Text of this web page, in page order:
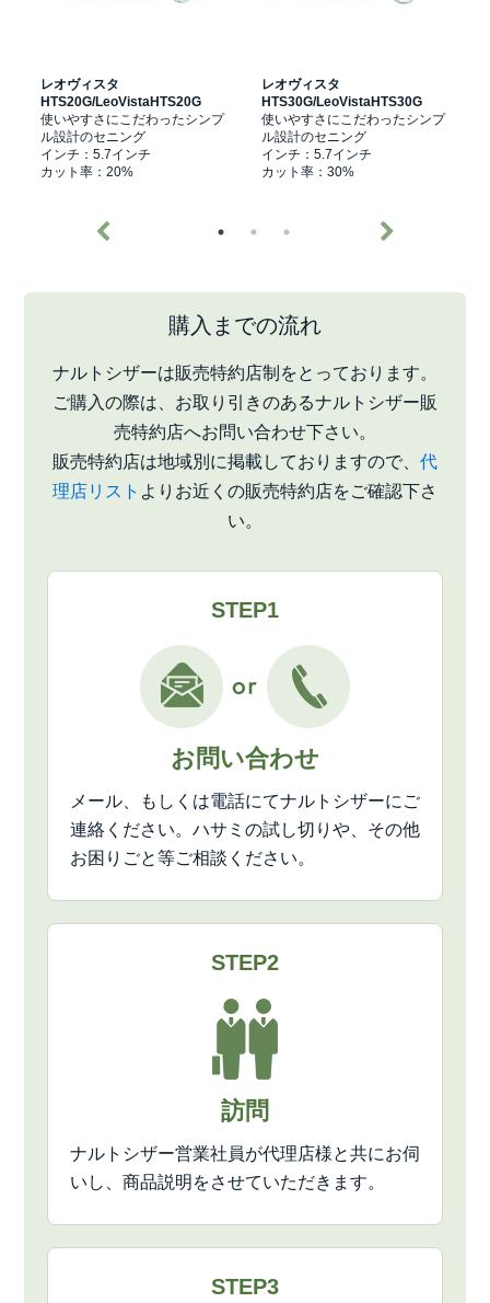
レオヴィスタ
HTS20G/LeoVistaHTS20G
使いやすさにこだわったシンプ
ル設計のセニング
インチ：5.7インチ
カット率：20%
レオヴィスタ
HTS30G/LeoVistaHTS30G
使いやすさにこだわったシンプ
ル設計のセニング
インチ：5.7インチ
カット率：30%
購入までの流れ
ナルトシザーは販売特約店制をとっております。
ご購入の際は、お取り引きのあるナルトシザー販
売特約店へお問い合わせ下さい。
販売特約店は地域別に掲載しておりますので、 代
理店リスト よりお近くの販売特約店をご確認下さ
い。
STEP1
お問い合わせ
メール、もしくは電話にてナルトシザーにご
連絡ください。ハサミの試し切りや、その他
お困りごと等ご相談ください。
STEP2
訪問
ナルトシザー営業社員が代理店様と共にお伺
いし、商品説明をさせていただきます。
STEP3